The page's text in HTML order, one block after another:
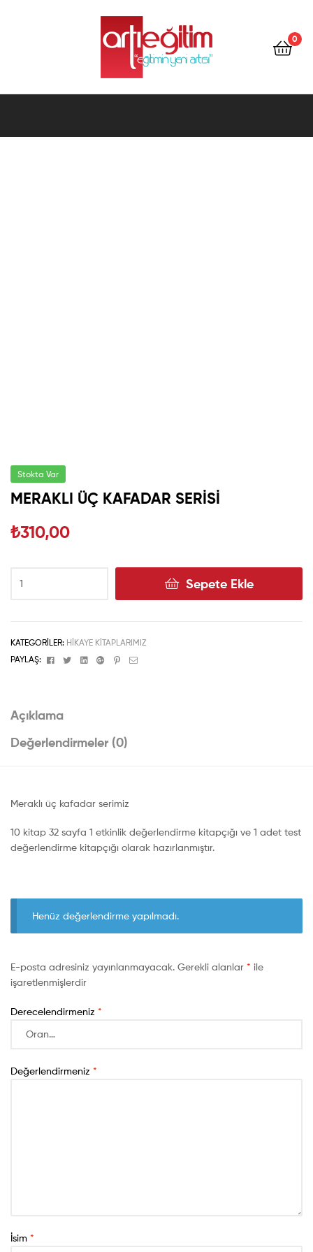
Artı
0
Stokta Var
MERAKLI ÜÇ KAFADAR SERİSİ
₺310,00
Sepete Ekle
KATEGORILER: HIKAYE KITAPLARIMIZ
PAYLAŞ:
FacebookTwitterLinkedinGoogle+Pinterest
Email
Açıklama
Değerlendirmeler (0)
Meraklı üç kafadar serimiz
10 kitap 32 sayfa 1 etkinlik değerlendirme kitapçığı ve 1 adet test
değerlendirme kitapçığı olarak hazırlanmıştır.
Henüz değerlendirme yapılmadı.
E-posta adresiniz yayınlanmayacak. Gerekli alanlar * ile
işaretlenmişlerdir
Derecelendirmeniz *
Değerlendirmeniz *
İsim *